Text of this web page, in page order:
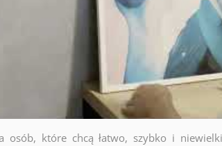
osób, które chcą łatwo, szybko i